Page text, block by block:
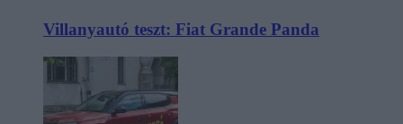
Villanyautó teszt: Fiat Grande Panda